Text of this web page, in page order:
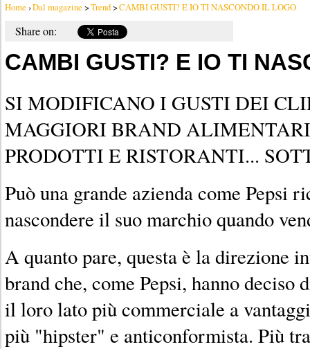
Home ›Dal magazine >Trend>CAMBI GUSTI? E IO TI NASCONDO IL LOGO
Share on:
CAMBI GUSTI? E IO TI
SI MODIFICANO I GUSTI DEI
MAGGIORI BRAND
PRODOTTI E RISTORANTI...
Può una grande azienda come Pepsi
nascondere il suo marchio quando
A quanto pare, questa è la direzione
brand che, come Pepsi, hanno deciso
il loro lato più commerciale a
più "hipster" e anticonformista. Più